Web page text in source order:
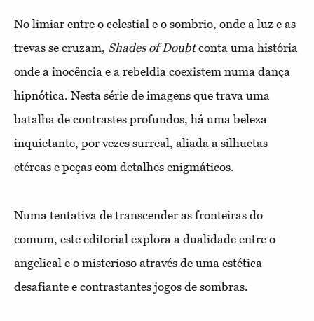
No limiar entre o celestial e o sombrio, onde a luz e as
trevas se cruzam, Shades of Doubtconta uma história
onde a inocência e a rebeldia coexistem numa dança
hipnótica. Nesta série de imagens que trava uma
batalha de contrastes profundos, há uma beleza
inquietante, por vezes surreal, aliada a silhuetas
etéreas e peças com detalhes enigmáticos.
Numa tentativa de transcender as fronteiras do
comum, este editorial explora a dualidade entre o
angelical e o misterioso através de uma estética
desafiante e contrastantes jogos de sombras.